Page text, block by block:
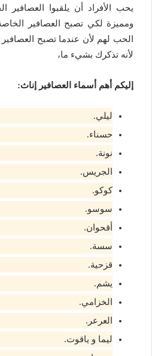
يحب الأفراد أن يلقبوا العصافير
ومميزة لكي تصبح العصافير
الحب لهم لأن عندما تصبح
لأنه تذكرك بشيء ما،
إليكم أهم أسماء العصافير إناث:
ليلي.
حسناء.
نونة.
الجريس.
كوكو.
سوسو.
أقحوان.
سسة.
قزحية.
يشم.
الخزامي.
العرعر.
ليما و ياقوت.